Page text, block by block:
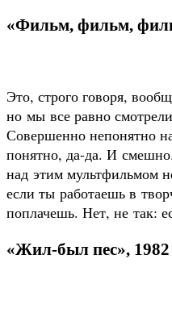
«Фильм, фильм,
Это, строго говоря,
но мы все равно
Совершенно непонятно
понятно, да-да. И
над этим мультфильмом
если ты работаешь в
поплачешь. Нет, не так:
«Жил-был пес», 1982